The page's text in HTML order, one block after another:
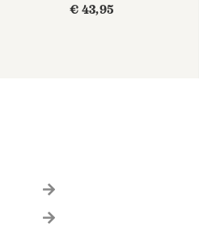
€ 43,95